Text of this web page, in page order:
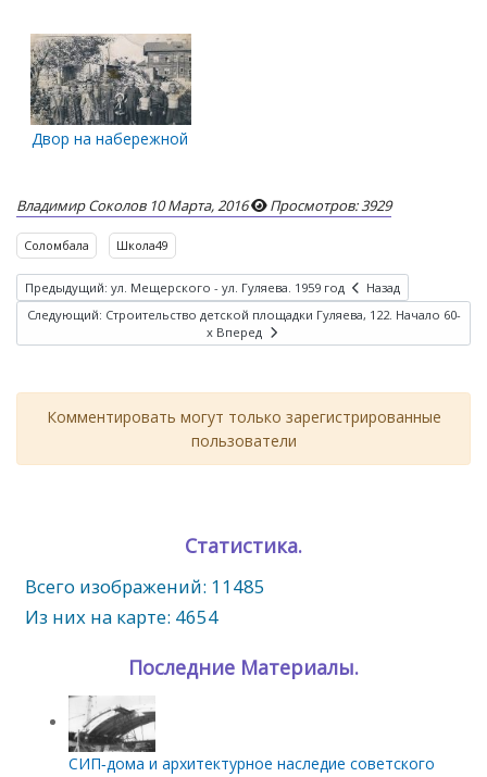
Двор на набережной в Соломбале
Владимир Соколов 10 Марта, 2016 Просмотров: 3929
Соломбала Школа49
Предыдущий: ул. Мещерского - ул. Гуляева. 1959 год
Назад
Следующий: Строительство детской площадки Гуляева, 122. Начало 60-
х Вперед
Комментировать могут только зарегистрированные
пользователи
Статистика.
Всего изображений: 11485
Из них на карте: 4654
Последние Материалы.
СИП‑дома и архитектурное наследие советского